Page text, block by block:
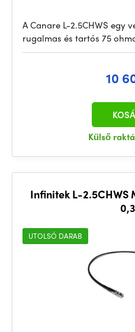
A Canare L-2.5CHWS egy
rugalmas és tartós 75
10
Külső
Infinitek L-2.5CHWS
UTOLSÓ DARAB